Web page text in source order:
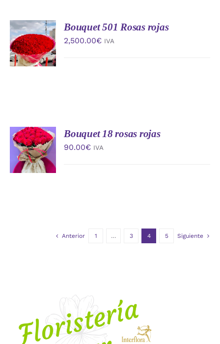
AÑADIR
AL
CARRITO
/
DETALLES
Bouquet 501 Rosas rojas
2,500.00€ IVA
AÑADIR
AL
CARRITO
/
DETALLES
Bouquet 18 rosas rojas
90.00€ IVA
Anterior 1 … 3 4 5 Siguiente